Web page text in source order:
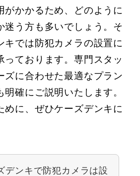
がかかるため、どのように
迷う方も多いでしょう。そ
キでは防犯カメラの設置に
っております。専門スタッ
ズに合わせた最適なプラン
明確にご説明いたします。
めに、ぜひケーズデンキに
デンキで防犯カメラは設